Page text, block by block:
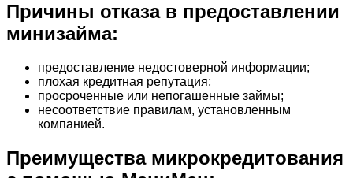
Причины отказа в предоставлении
минизайма:
предоставление недостоверной информации;
плохая кредитная репутация;
просроченные или непогашенные займы;
несоответствие правилам, установленным
компанией.
Преимущества микрокредитования